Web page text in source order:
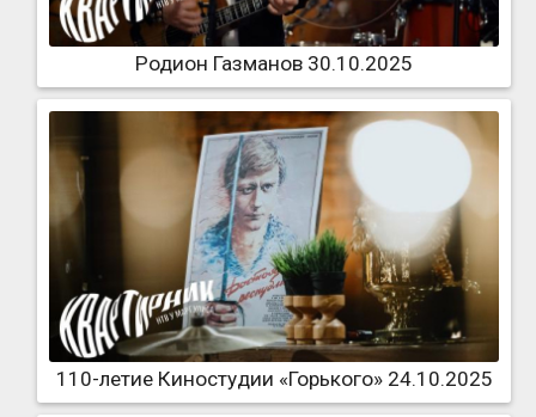
Родион Газманов 30.10.2025
110-летие Киностудии «Горького» 24.10.2025